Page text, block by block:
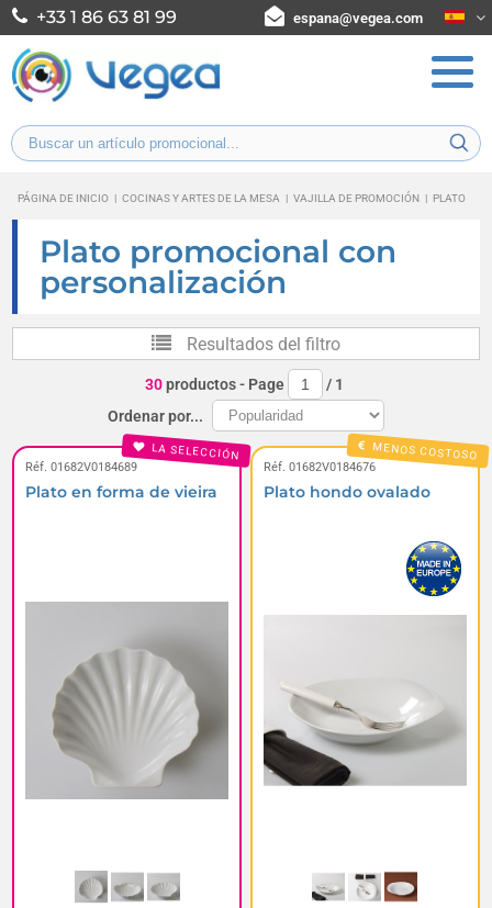
+33 1 86 63 81 99 espana@vegea.com
PÁGINA DE INICIO | COCINAS Y ARTES DE LA MESA | VAJILLA DE PROMOCIÓN | PLATO
Plato promocional con
personalización
Resultados del filtro
30productos- Page / 1
Ordenar por...
LA SELECCIÓN
Réf. 01682V0184689
Plato en forma de vieira
MENOS COSTOSO
Réf. 01682V0184676
Plato hondo ovalado